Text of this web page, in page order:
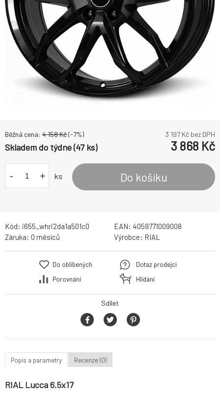
Běžná cena: 4 158Kč(-7%) 3 197 Kč bez DPH
Skladem do týdne (47 ks) 3 868 Kč
- + ks Do košíku
Kód: i655_whri2da1a501c0 EAN: 4059771009008
Záruka: 0 měsíců Výrobce: RIAL
Do oblíbených
Porovnání
Dotaz prodejci
Hlídání
Sdílet
Popis a parametry Recenze (0)
RIAL Lucca 6.5x17